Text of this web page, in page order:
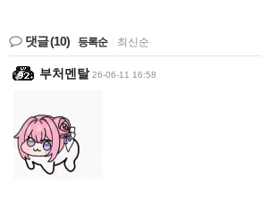
댓글(10) 등록순 최신순
부처멘탈 26-06-11 16:58